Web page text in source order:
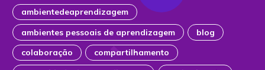
ambientedeaprendizagem
ambientes pessoais de aprendizagem
blog
colaboração
compartilhamento